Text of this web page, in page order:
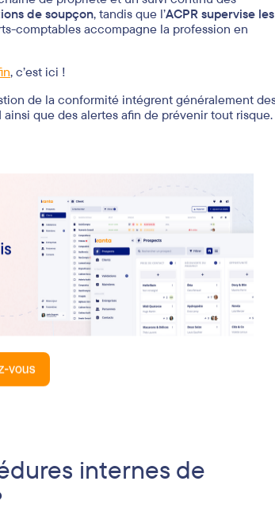
derecommandations précises. Les Etats
et tenus de rendre régulièrement compte de
nations. 🤝
réglementées
de propriété et un suivi continu des
comptables accompagne la profession en
, c’est ici !
de la conformité intégrent généralement des
que des alertes afin de prévenir tout risque.